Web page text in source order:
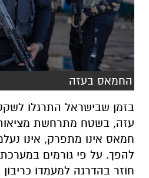
החמאס בעזה
בזמן שבישראל התרגלו לשקט
עזה, בשטח מתרחשת מציאות
חמאס אינו מתפרק, אינו
להפך. על פי גורמים במערכת
חוזר בהדרגה למעמדו